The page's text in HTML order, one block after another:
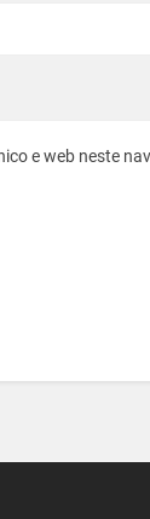
e web neste